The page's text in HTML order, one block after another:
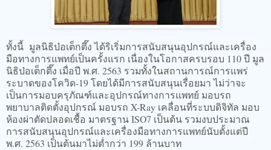
ทั้งนี้ มูลนิธิป่อเต็กตึ๊ง ได้ริเริ่มการสนับสนุนอุปกรณ์และเครื่อง
มือทางการแพทย์เป็นครั้งแรก เนื่องในโอกาสครบรอบ 110 ปี มูล
นิธิป่อเต็กตึ๊ง เมื่อปี พ.ศ. 2563 รวมทั้งในสถานการณ์การแพร่
ระบาดของโควิด-19 โดยได้มีการสนับสนุนเรื่อยมา ไม่ว่าจะ
เป็นการมอบครุภัณฑ์และอุปกรณ์ทางการแพทย์ มอบรถ
พยาบาลติดตั้งอุปกรณ์ มอบรถ X-Ray เคลื่อนที่ระบบดิจิทัล มอบ
ห้องผ่าตัดปลอดเชื้อ มาตรฐาน ISO7 เป็นต้น รวมงบประมาณ
การสนับสนุนอุปกรณ์และเครื่องมือทางการแพทย์นับตั้งแต่ปี
พ.ศ. 2563 เป็นต้นมาไม่ต่ำกว่า 199 ล้านบาท